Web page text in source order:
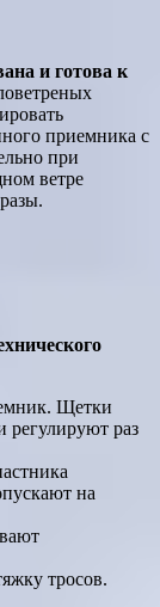
и готова к
приемника с
при
ветре
Щетки
регулируют раз
на
тросов.